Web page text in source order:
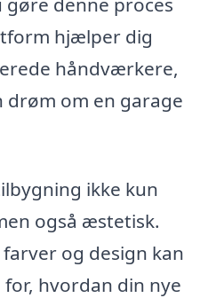
hjælper dig
håndværkere,
drøm om en garage
ikke kun
også æstetisk.
og design kan
hvordan din nye